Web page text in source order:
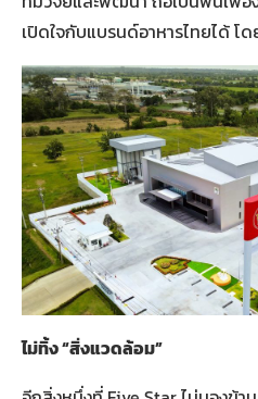
เปิดใจกับแบรนด์อาหารไทยได้
ไม่ทิ้ง “สิ่งแวดล้อม”